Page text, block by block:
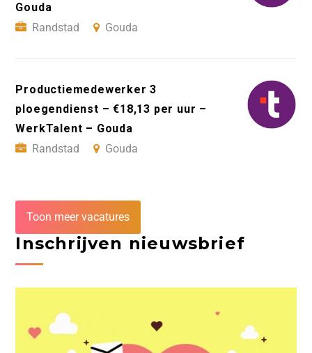
Gouda
Randstad
Gouda
Productiemedewerker 3
ploegendienst – €18,13 per uur –
WerkTalent – Gouda
Randstad
Gouda
Toon meer vacatures
Inschrijven nieuwsbrief